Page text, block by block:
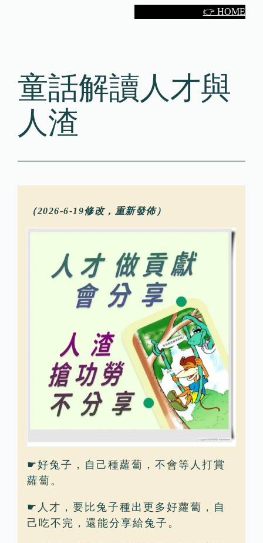
👉 HOME
童話解讀人才與
人渣
（2026-6-19修改，重新發佈）
☛好兔子，自己種蘿蔔，不會等人打賞
蘿蔔。
☛人才，要比兔子種出更多好蘿蔔，自
己吃不完，還能分享給兔子。